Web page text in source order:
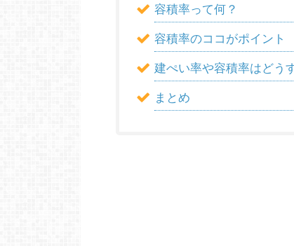
容積率って何？
容積率のココがポイント
建ぺい率や容積率はどう
まとめ